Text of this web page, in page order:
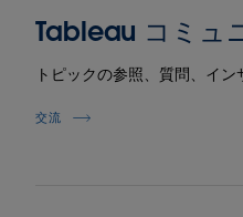
Tableau コミュ
トピックの参照、質問、イン
交流